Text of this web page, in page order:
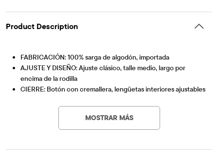
Product Description
FABRICACIÓN: 100% sarga de algodón, importada
AJUSTE Y DISEÑO: Ajuste clásico, talle medio, largo por
encima de la rodilla
CIERRE: Botón con cremallera, lengüetas interiores ajustables
CARACTERÍSTICAS: Tejido acabado para mayor suavidad y
para reducir el encogimiento, trabillas para Cinturones,
Cinturones a rayas ajustables y extraíbles, bolsillos delanteros
MOSTRAR MÁS